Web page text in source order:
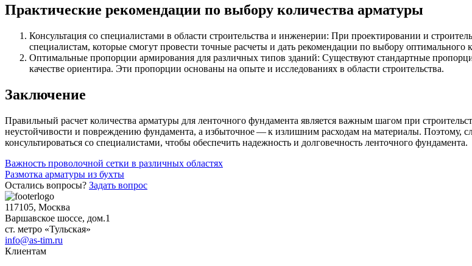
Фитинги
Фитинги резьбовые латунные
Фитинги резьбовые стальные
Хомуты стальные
Практические рекомендации по выбору количества арматуры
Консультация со специалистами в области строительства и инженерии: При проектировании и
специалистам, которые смогут провести точные расчеты и дать рекомендации по выбору оптимального
Оптимальные пропорции армирования для различных типов зданий: Существуют стандартные
качестве ориентира. Эти пропорции основаны на опыте и исследованиях в области строительства.
Заключение
Правильный расчет количества арматуры для ленточного фундамента является важным шагом при
неустойчивости и повреждению фундамента, а избыточное — к излишним расходам на материалы. Поэтому,
консультироваться со специалистами, чтобы обеспечить надежность и долговечность ленточного фундамента.
Навигация
по
записям
Важность проволочной сетки в различных областях
Размотка арматуры из бухты
Остались вопросы? Задать вопрос
117105, Москва
Варшавское шоссе, дом.1
ст. метро «Тульская»
info@as-tim.ru
Клиентам